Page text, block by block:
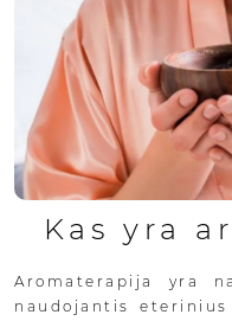
Kas yra
Aromaterapija yra
naudojantis